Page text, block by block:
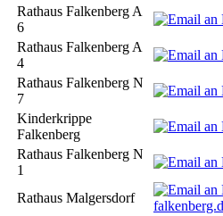
Rathaus Falkenberg A
6
Rathaus Falkenberg A
4
Rathaus Falkenberg N
7
Kinderkrippe
Falkenberg
Rathaus Falkenberg N
1
Rathaus Malgersdorf